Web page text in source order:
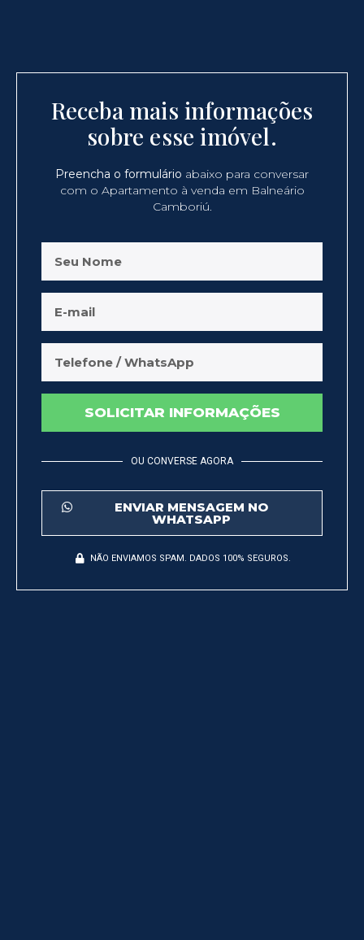
Receba mais informações
sobre esse imóvel.
Preencha o formulário abaixo para conversar
com o Apartamento à venda em Balneário
Camboriú.
SOLICITAR INFORMAÇÕES
OU CONVERSE AGORA
ENVIAR MENSAGEM NO
WHATSAPP
NÃO ENVIAMOS SPAM. DADOS 100% SEGUROS.